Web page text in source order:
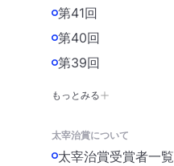
第41回
第40回
第39回
もっとみる
太宰治賞について
太宰治賞受賞者一覧